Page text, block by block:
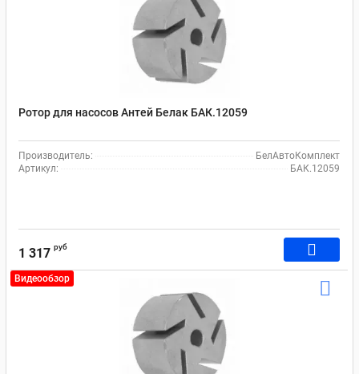
Ротор для насосов Антей Белак БАК.12059
Производитель:
БелАвтоКомплект
Артикул:
БАК.12059
1 317 руб
Видеообзор